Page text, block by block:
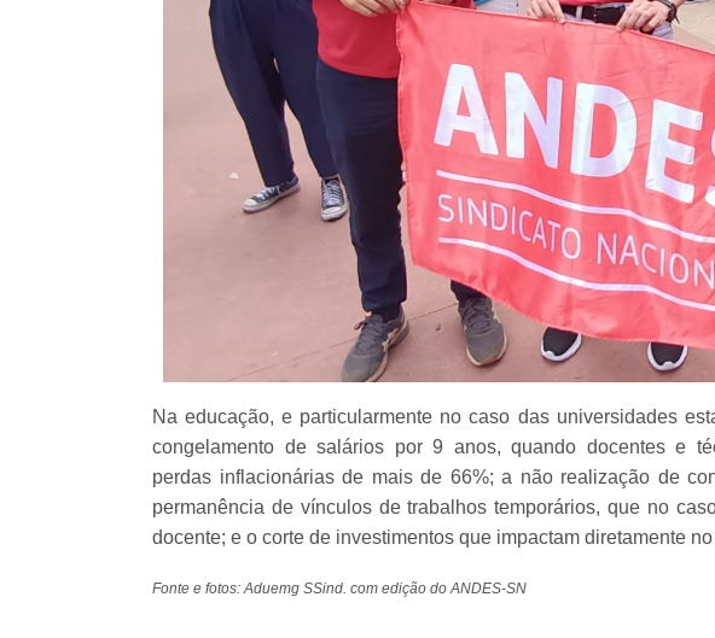
Na educação, e particularmente no caso das universidades
congelamento de salários por 9 anos, quando docentes e
perdas inflacionárias de mais de 66%; a não realização de
permanência de vínculos de trabalhos temporários, que no
docente; e o corte de investimentos que impactam diretamente
Fonte e fotos: Aduemg SSind. com edição do ANDES-SN